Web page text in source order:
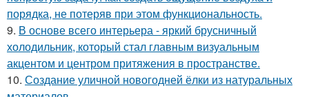
порядка, не потеряв при этом функциональность.
9. В основе всего интерьера - яркий брусничный
холодильник, который стал главным визуальным
акцентом и центром притяжения в пространстве.
10. Создание уличной новогодней ёлки из натуральных